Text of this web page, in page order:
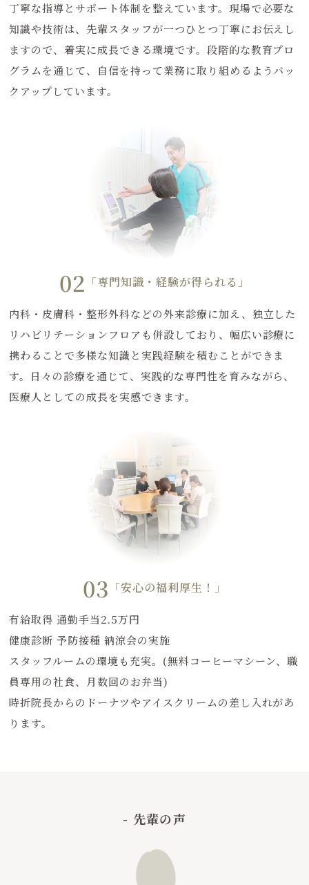
丁寧な指導とサポート体制を整えています。現場で必要な
知識や技術は、先輩スタッフが一つひとつ丁寧にお伝えし
ますので、着実に成長できる環境です。段階的な教育プロ
グラムを通じて、自信を持って業務に取り組めるようバッ
クアップしています。
02 「専門知識・経験が得られる」
内科・皮膚科・整形外科などの外来診療に加え、独立した
リハビリテーションフロアも併設しており、幅広い診療に
携わることで多様な知識と実践経験を積むことができま
す。日々の診療を通じて、実践的な専門性を育みながら、
医療人としての成長を実感できます。
03 「安心の福利厚生！」
有給取得 通勤手当2.5万円
健康診断 予防接種 納涼会の実施
スタッフルームの環境も充実。(無料コーヒーマシーン、職
員専用の社食、月数回のお弁当)
時折院長からのドーナツやアイスクリームの差し入れがあ
ります。
- 先輩の声